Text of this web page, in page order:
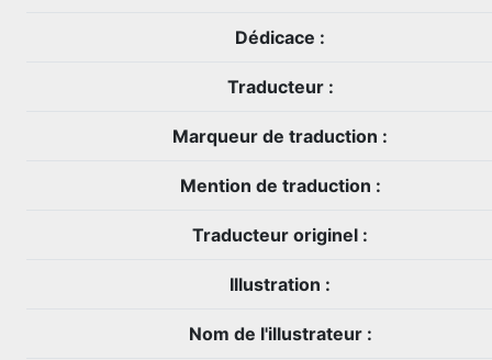
Dédicace :
Traducteur :
Marqueur de traduction :
Mention de traduction :
Traducteur originel :
Illustration :
Nom de l'illustrateur :